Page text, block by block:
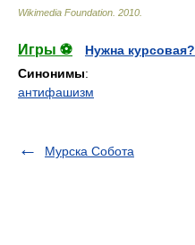
Wikimedia Foundation 2010
Игры ⚽
Нужна курсовая?
Синонимы:
антифашизм
Мурска Собота